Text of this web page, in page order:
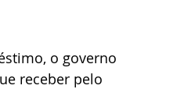
o governo
receber pelo